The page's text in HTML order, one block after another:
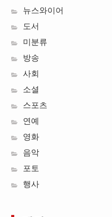
뉴스와이어
도서
미분류
방송
사회
소셜
스포츠
연예
영화
음악
포토
행사